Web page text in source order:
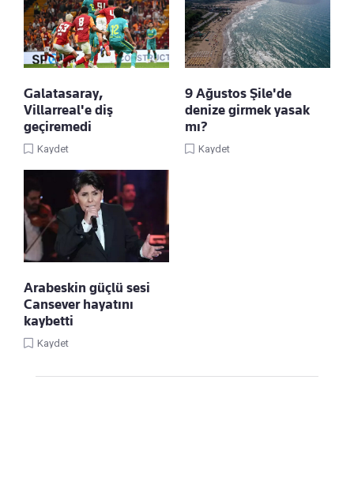
Galatasaray,
Villarreal'e diş
geçiremedi
Kaydet
9 Ağustos Şile'de
denize girmek yasak
mı?
Kaydet
Arabeskin güçlü sesi
Cansever hayatını
kaybetti
Kaydet